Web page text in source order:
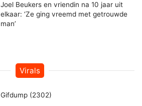
Joel Beukers en vriendin na 10 jaar uit
elkaar: ‘Ze ging vreemd met getrouwde
man’
Virals
Gifdump (2302)